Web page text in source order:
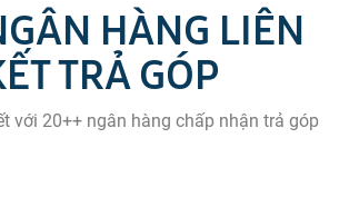
HÀNG LIÊN
TRẢ GÓP
với 20++ ngân hàng chấp nhận trả góp